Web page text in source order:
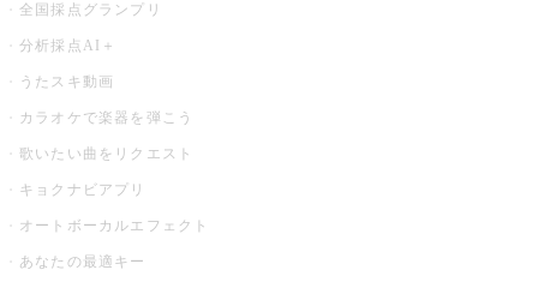
全国採点グランプリ
分析採点AI＋
うたスキ動画
カラオケで楽器を弾こう
歌いたい曲をリクエスト
キョクナビアプリ
オートボーカルエフェクト
あなたの最適キー